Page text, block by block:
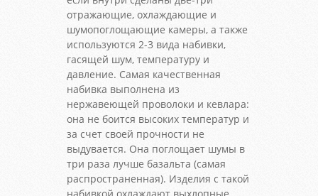
отражающие, охлаждающие и
шумопоглощающие камеры, а также
используются 2-3 вида набивки,
гасящей шум, температуру и
давление. Самая качественная
набивка выполнена из
нержавеющей проволоки и кевлара:
она не боится высоких температур и
за счет своей прочности не
выдувается. Она поглощает шумы в
три раза лучше базальта (самая
распространенная). Изделия с такой